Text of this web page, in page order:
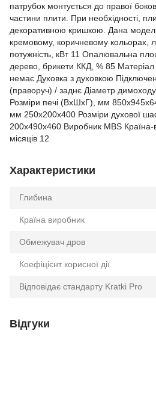
патрубок монтується до правої
частини плити. При необхідності,
декоративною кришкою. Дана
кремовому, коричневому кольорах,
потужність, кВт 11 Опалювальна
дерево, брикети ККД, % 85
немає Духовка з духовкою
(праворуч) / заднє Діаметр
Розміри печі (ВхШхГ), мм
мм 250х200х400 Розміри духової
200х490х460 Виробник MBS Країна-
місяців 12
Характеристики
Глибина
Країна виробник
Обмежувач дров
Коефіцієнт корисної дії
Відповідає стандарту Kratki Pro
Відгуки